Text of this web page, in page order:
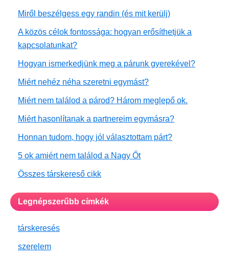
Miről beszélgess egy randin (és mit kerülj)
A közös célok fontossága: hogyan erősíthetjük a
kapcsolatunkat?
Hogyan ismerkedjünk meg a párunk gyerekével?
Miért nehéz néha szeretni egymást?
Miért nem találod a párod? Három meglepő ok.
Miért hasonlítanak a partnereim egymásra?
Honnan tudom, hogy jól választottam párt?
5 ok amiért nem találod a Nagy Őt
Összes társkereső cikk
Legnépszerűbb címkék
társkeresés
szerelem